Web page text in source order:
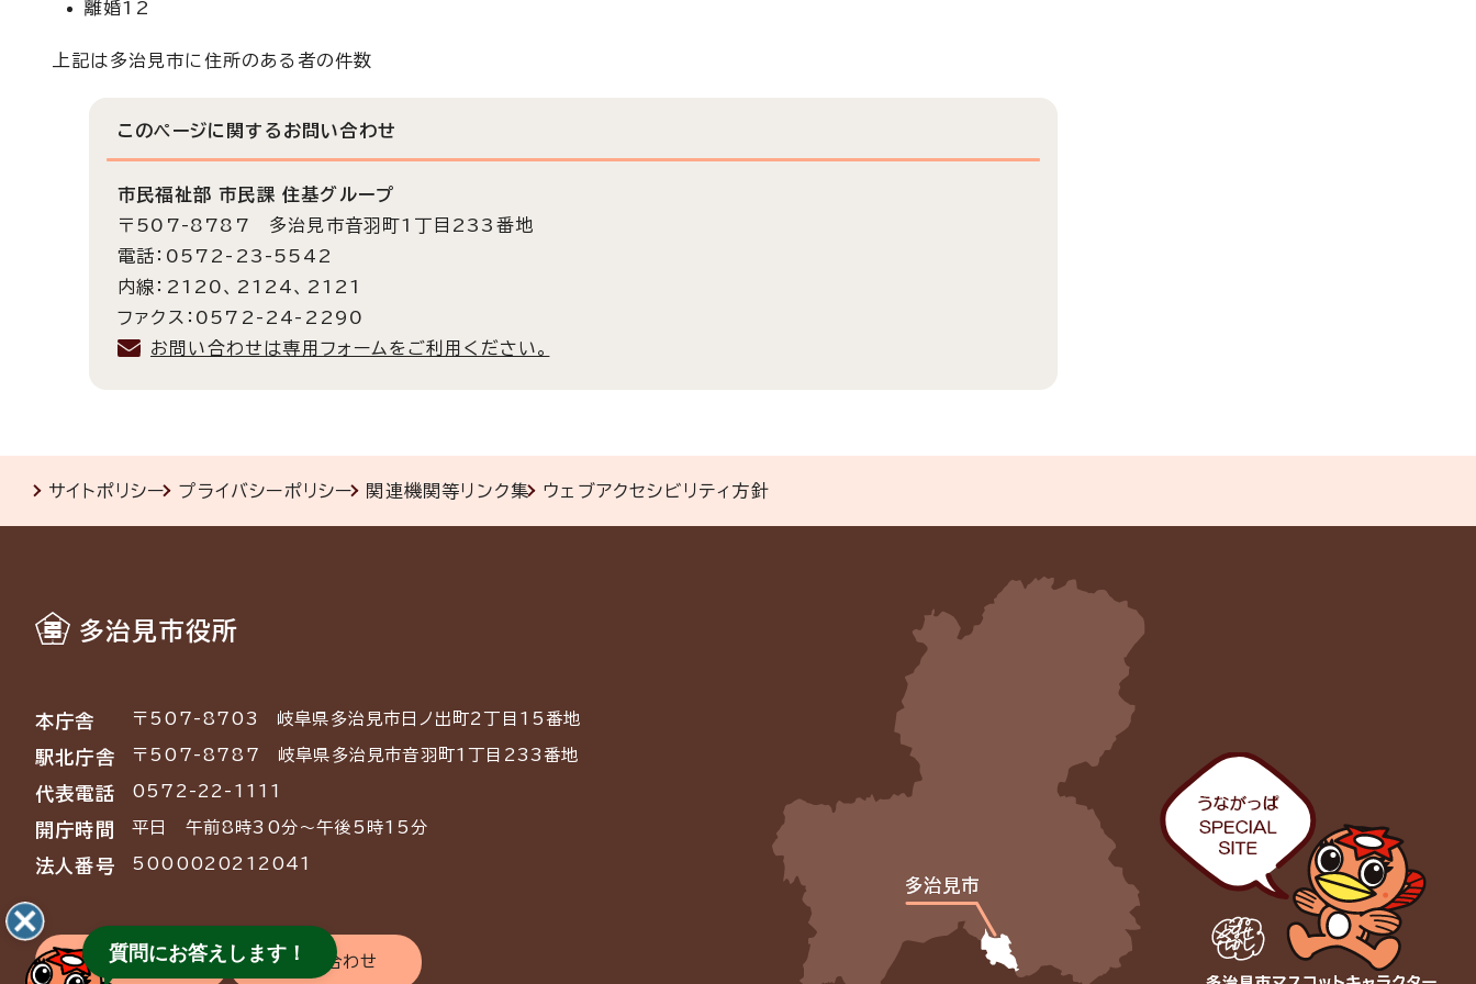
離婚12
上記は多治見市に住所のある者の件数
このページに関する お問い合わせ
市民福祉部 市民課 住基グループ
〒507-8787 多治見市音羽町1丁目233番地
電話：0572-23-5542
内線：2120、2124、2121
ファクス：0572-24-2290
お問い合わせは専用フォームをご利用ください。
サイトポリシー プライバシーポリシー 関連機関等リンク集 ウェブアクセシビリティ方針
多治見市役所
本庁舎 〒507-8703 岐阜県多治見市日ノ出町2丁目15番地
駅北庁舎 〒507-8787 岐阜県多治見市音羽町1丁目233番地
代表電話 0572-22-1111
開庁時間 平日 午前8時30分～午後5時15分
法人番号 5000020212041
交通アクセス お問い合わせ
質問にお答えします！